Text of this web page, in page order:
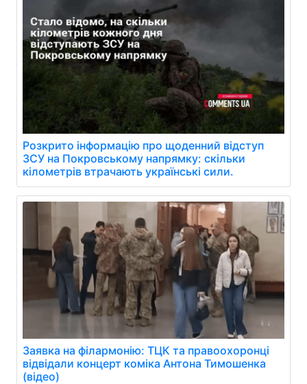
Розкрито інформацію про щоденний відступ
ЗСУ на Покровському напрямку: скільки
кілометрів втрачають українські сили.
Заявка на філармонію: ТЦК та правоохоронці
відвідали концерт коміка Антона Тимошенка
(відео)